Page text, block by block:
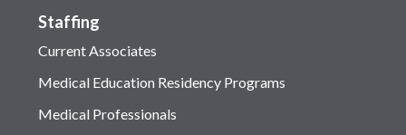
Staffing
Current Associates
Medical Education Residency Programs
Medical Professionals